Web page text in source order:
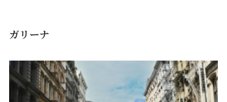
ガリーナ